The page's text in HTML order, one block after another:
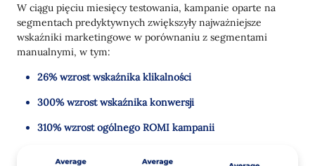
W ciągu pięciu miesięcy testowania, kampanie oparte na
segmentach predyktywnych zwiększyły najważniejsze
wskaźniki marketingowe w porównaniu z segmentami
manualnymi, w tym:
26% wzrost wskaźnika klikalności
300% wzrost wskaźnika konwersji
310% wzrost ogólnego ROMI kampanii